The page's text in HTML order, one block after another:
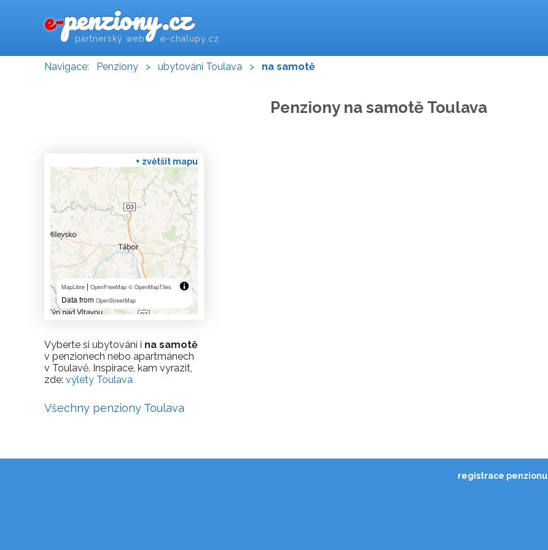
e-penziony.cz
partnerský web e-chalupy.cz
Navigace: Penziony > ubytování Toulava > na samotě
Penziony na samotě Toulava
+ zvětšit mapu
MapLibre | OpenFreeMap © OpenMapTiles
Data from OpenStreetMap
Vyberte si ubytování i na samotě
v penzionech nebo apartmánech
v Toulavě. Inspirace, kam vyrazit,
zde: výlety Toulava
Všechny penziony Toulava
registrace penzionu